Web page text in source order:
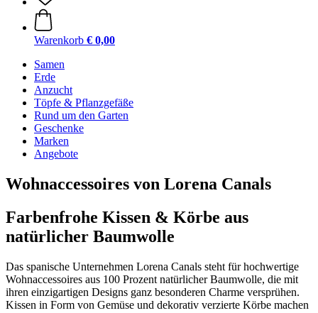
Warenkorb € 0,00
Samen
Erde
Anzucht
Töpfe & Pflanzgefäße
Rund um den Garten
Geschenke
Marken
Angebote
Wohnaccessoires von Lorena Canals
Farbenfrohe Kissen & Körbe aus
natürlicher Baumwolle
Das spanische Unternehmen Lorena Canals steht für hochwertige
Wohnaccessoires aus 100 Prozent natürlicher Baumwolle, die mit
ihren einzigartigen Designs ganz besonderen Charme versprühen.
Kissen in Form von Gemüse und dekorativ verzierte Körbe machen